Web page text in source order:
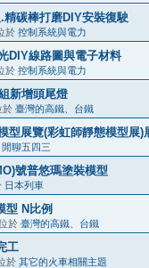
精碳棒打磨DIY安裝復駛
於 控制系統與電力
DIY線路圖與電子材料
於 控制系統與電力
新增頭尾燈
於 臺灣的高鐵、台鐵
型展覽(彩虹師靜態模型展)
閒聊五四三
號普悠瑪塗裝模型
日本列車
型 N比例
於 臺灣的高鐵、台鐵
工
於 其它的火車相關主題